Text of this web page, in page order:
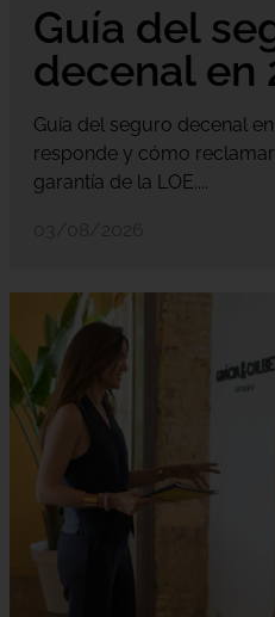
Guía del
decenal en
Guía del seguro decenal
responde y cómo
garantía de la LOE....